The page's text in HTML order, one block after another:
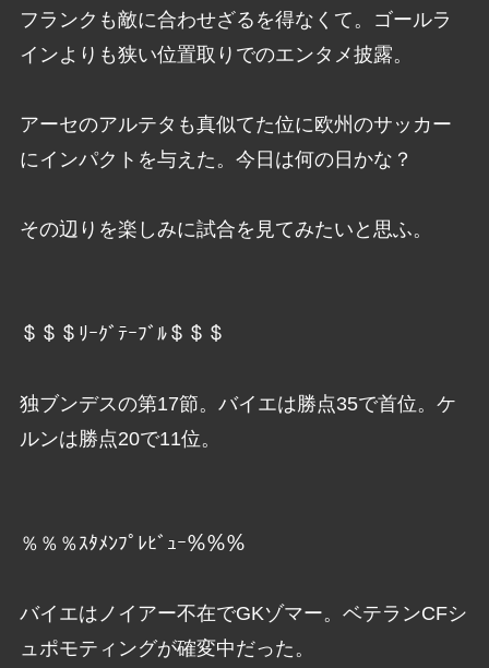
フランクも敵に合わせざるを得なくて。ゴールラ
インよりも狭い位置取りでのエンタメ披露。
アーセのアルテタも真似てた位に欧州のサッカー
にインパクトを与えた。今日は何の日かな？
その辺りを楽しみに試合を見てみたいと思ふ。
＄＄＄ﾘｰｸﾞﾃｰﾌﾞﾙ＄＄＄
独ブンデスの第17節。バイエは勝点35で首位。ケ
ルンは勝点20で11位。
％％％ｽﾀﾒﾝﾌﾟﾚﾋﾞｭｰ％％％
バイエはノイアー不在でGKゾマー。ベテランCFシ
ュポモティングが確変中だった。